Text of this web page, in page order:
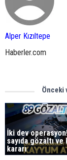
Alper Kızıltepe
Haberler.com
Önceki
İki dev
sayıda gözaltı ve
kararı